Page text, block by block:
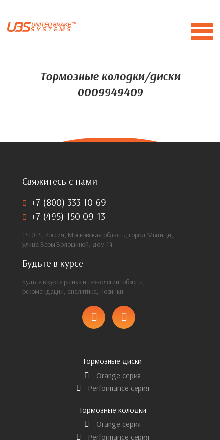
Тормозные колодки/диски
0009949409
Свяжитесь с нами
+7 (800) 333-10-69
+7 (495) 150-09-13
141014, Россия, Московская область, город Мытищи,
улица Веры Волошиной, дом 14.
Будьте в курсе
Будьте в курсе рынка и технологий: обзоры,
рекомендации, аналитика, новинки
Тормозные диски
Orange серия
Performance серия
Тормозные колодки
Orange серия
Performance серия